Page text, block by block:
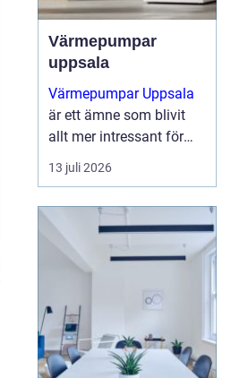
Värmepumpar
uppsala
Värmepumpar Uppsala
är ett ämne som blivit
allt mer intressant för
villaägare,
bostadsrättsföreningar
fastighetsägare som vill
sänka sina
energikostnader och
13 juli 2026